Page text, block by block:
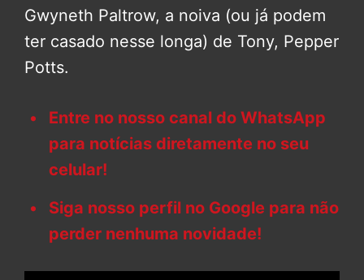
Gwyneth Paltrow, a noiva (ou já podem
ter casado nesse longa) de Tony, Pepper
Potts.
Entre no nosso canal do WhatsApp
para notícias diretamente no seu
celular!
Siga nosso perfil no Google para não
perder nenhuma novidade!